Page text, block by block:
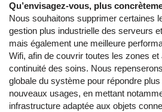
Qu’envisagez-vous, plus
Nous souhaitons supprimer certaines
gestion plus industrielle des serveurs
mais également une meilleure
Wifi, afin de couvrir toutes les zones
continuité des soins. Nous
globale du système pour répondre
nouveaux usages, en mettant
infrastructure adaptée aux objets